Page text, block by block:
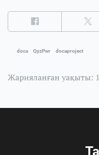
doca QyzPwr docaproject
Жарияланған уақыты: